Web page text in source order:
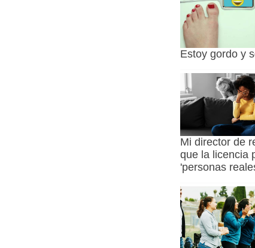
Estoy gordo y
Mi director de
que la licencia
'personas